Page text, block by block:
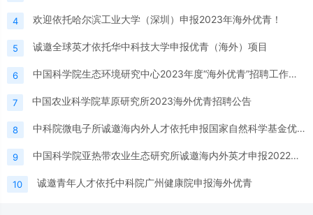
4 欢迎依托哈尔滨工业大学（深圳）申报2023年海外优青！
5 诚邀全球英才依托华中科技大学申报优青（海外）项目
6 中国科学院生态环境研究中心2023年度“海外优青”招聘工作人员公告
7 中国农业科学院草原研究所2023海外优青招聘公告
8 中科院微电子所诚邀海内外人才依托申报国家自然科学基金优秀青年科学基金项目（海外）项目
9 中国科学院亚热带农业生态研究所诚邀海内外英才申报2022年度国家优青（海外）项目
10 诚邀青年人才依托中科院广州健康院申报海外优青